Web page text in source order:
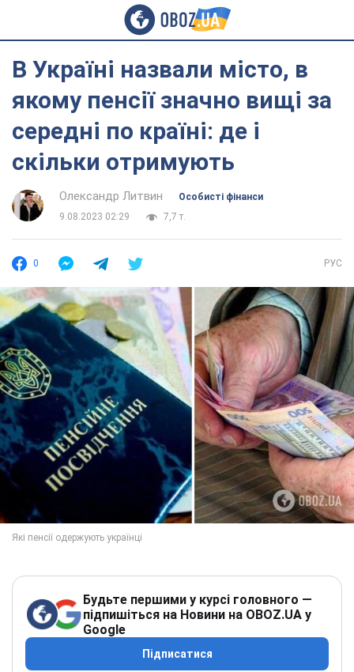
В Україні назвали місто, в
якому пенсії значно вищі за
середні по країні: де і
скільки отримують
Олександр Литвин
Особисті фінанси
9.08.2023 02:29
7,7 т.
0 РУС
Будьте першими у курсі головного —
підпишіться на Новини на OBOZ.UA у
Google
Підписатися